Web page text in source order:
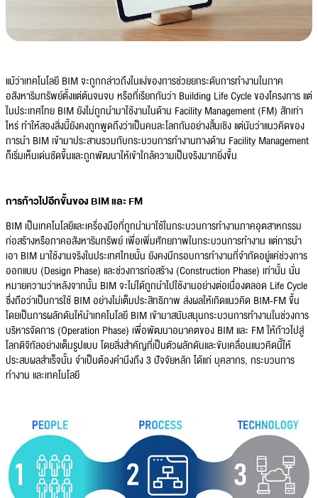
แม้ว่าเทคโนโลยี BIM จะถูกกล่าวถึงในแง่ของการช่วยยกระดับการทำงานในภาค
อสังหาริมทรัพย์ตั้งแต่ต้นจนจบ หรือที่เรียกกันว่า Building Life Cycle ของโครงการ แต่
ในประเทศไทย BIM ยังไม่ถูกนำมาใช้งานในด้าน Facility Management (FM) สักเท่า
ไหร่ ทำให้สองสิ่งนี้ยังคงถูกพูดถึงว่าเป็นคนละโลกกันอย่างสิ้นเชิง แต่นับว่าแนวคิดของ
การนำ BIM เข้ามาประสานรวมกับกระบวนการทำงานทางด้าน Facility Management
ก็เริ่มเห็นเด่นชัดขึ้นและถูกพัฒนาให้เข้าใกล้ความเป็นจริงมากยิ่งขึ้น
การก้าวไปอีกขั้นของ BIM และ FM
BIM เป็นเทคโนโลยีและเครื่องมือที่ถูกนำมาใช้ในกระบวนการทำงานภาคอุตสาหกรรม
ก่อสร้างหรือภาคอสังหาริมทรัพย์ เพื่อเพิ่มศักยภาพในกระบวนการทำงาน แต่การนำ
เอา BIM มาใช้งานจริงในประเทศไทยนั้น ยังคงมีกรอบการทำงานที่จำกัดอยู่แค่ช่วงการ
ออกแบบ (Design Phase) และช่วงการก่อสร้าง (Construction Phase) เท่านั้น นั่น
หมายความว่าหลังจากนั้น BIM จะไม่ได้ถูกนำไปใช้งานอย่างต่อเนื่องตลอด Life Cycle
ซึ่งถือว่าเป็นการใช้ BIM อย่างไม่เต็มประสิทธิภาพ ส่งผลให้เกิดแนวคิด BIM-FM ขึ้น
โดยเป็นการผลักดันให้นำเทคโนโลยี BIM เข้ามาสนับสนุนกระบวนการทำงานในช่วงการ
บริหารจัดการ (Operation Phase) เพื่อพัฒนาอนาคตของ BIM และ FM ให้ก้าวไปสู่
โลกดิจิทัลอย่างเต็มรูปแบบ โดยสิ่งสำคัญที่เป็นตัวผลักดันและขับเคลื่อนแนวคิดนี้ให้
ประสบผลสำเร็จนั้น จำเป็นต้องคำนึงถึง 3 ปัจจัยหลัก ได้แก่ บุคลากร, กระบวนการ
ทำงาน และเทคโนโลยี